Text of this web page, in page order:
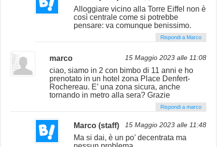
Alloggiare vicino alla Torre Eiffel non è
così centrale come si potrebbe
pensare: va comunque benissimo.
Rispondi a Marco
marco 15 Maggio 2023 alle 11:08
ciao, siamo in 2 con bimbo di 11 anni e ho
prenotato in un hotel zona Place Denfert-
Rochereau. E’ una zona sicura, anche
tornando in metro alla sera? Grazie
Rispondi a marco
Marco (staff) 15 Maggio 2023 alle 11:48
Ma si dai, è un po’ decentrata ma